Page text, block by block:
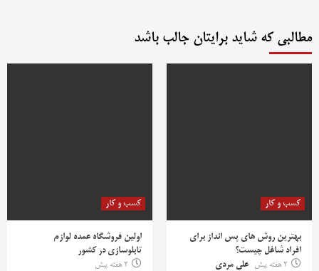
مطالبی که شاید برایتان جالب باشد
کسب و کار
بهترین روش‌ های پس‌ انداز برای
افراد شاغل چیست؟
2 هفته پیش
علی مردی
کسب و کار
اولین فروشگاه عمده لوازم
تابلوسازی در کشور
2 هفته پیش